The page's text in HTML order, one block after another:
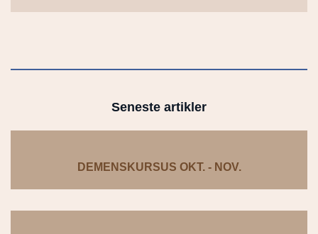
Seneste artikler
DEMENSKURSUS OKT. - NOV.